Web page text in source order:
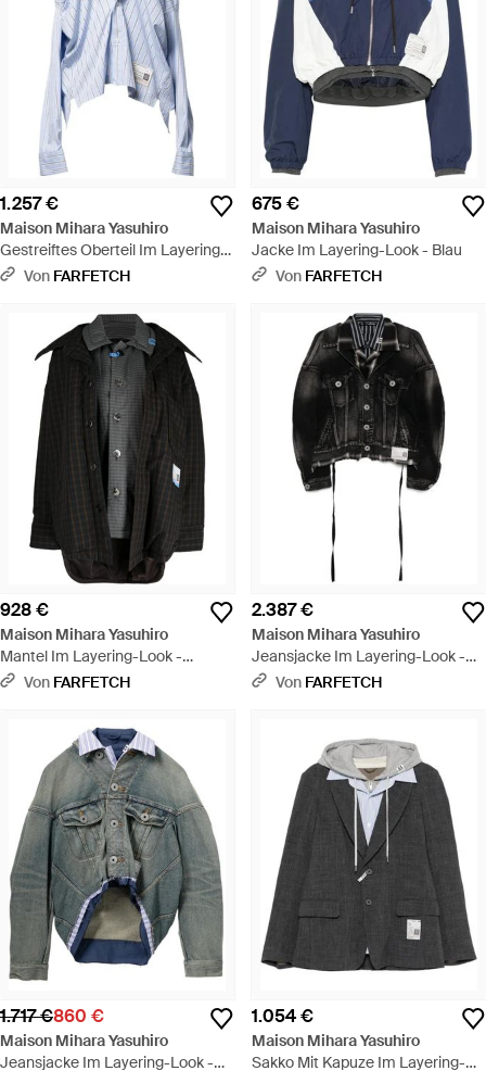
1.257 €
Maison Mihara Yasuhiro
Gestreiftes Oberteil Im Layering-
Look - Blau
Von FARFETCH
675 €
Maison Mihara Yasuhiro
Jacke Im Layering-Look - Blau
Von FARFETCH
928 €
Maison Mihara Yasuhiro
Mantel Im Layering-Look -
Schwarz
Von FARFETCH
2.387 €
Maison Mihara Yasuhiro
Jeansjacke Im Layering-Look -
Schwarz
Von FARFETCH
1.717 €860 €
Maison Mihara Yasuhiro
Jeansjacke Im Layering-Look -
1.054 €
Maison Mihara Yasuhiro
Sakko Mit Kapuze Im Layering-